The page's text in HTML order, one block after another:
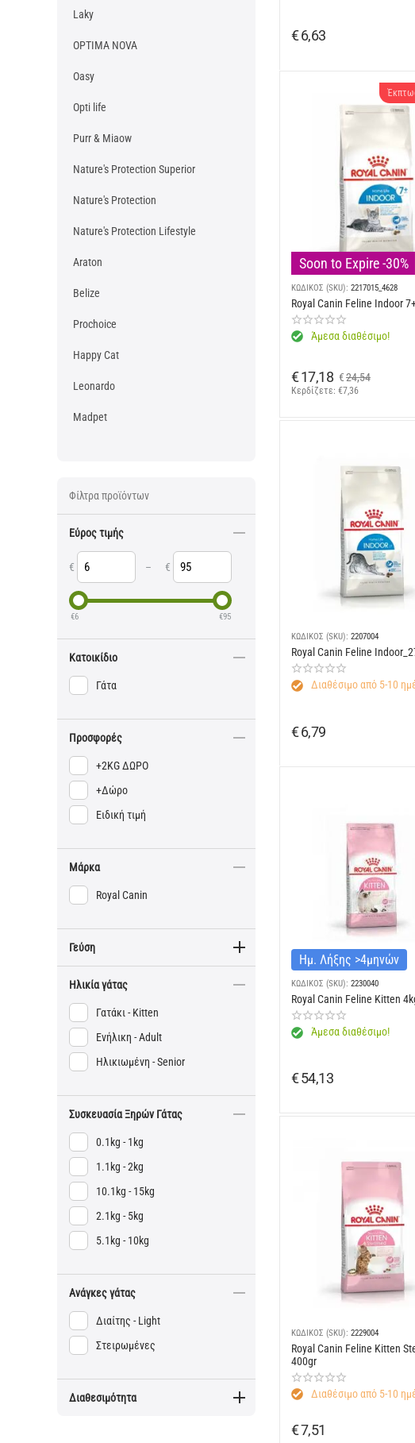
€6,63
Soon to Expire -30%
ΚΩΔΙΚΟΣ (SKU): 2217015_4628
Royal Canin Feline Indoor
Άμεσα διαθέσιμο!
€ 24,54
€17,18
Κερδίζετε: €7,36
ΚΩΔΙΚΟΣ (SKU): 2207004
Royal Canin Feline
Διαθέσιμο από 5-10
€6,79
Ημ. Λήξης >4μηνών
ΚΩΔΙΚΟΣ (SKU): 2230040
Royal Canin Feline Kitten
Άμεσα διαθέσιμο!
€54,13
ΚΩΔΙΚΟΣ (SKU): 2229004
Royal Canin Feline Kitten
400gr
Διαθέσιμο από 5-10
€7,51
Laky
OPTIMA NOVA
Oasy
Opti life
Purr & Miaow
Nature's Protection Superior
Nature's Protection
Nature's Protection Lifestyle
Araton
Belize
Prochoice
Happy Cat
Leonardo
Madpet
Φίλτρα προϊόντων
Εύρος τιμής
€ – €
€6 €95
Κατοικίδιο
Γάτα
Προσφορές
+2KG ΔΩΡΟ
+Δώρο
Ειδική τιμή
Μάρκα
Royal Canin
Γεύση
Ηλικία γάτας
Γατάκι - Kitten
Ενήλικη - Adult
Ηλικιωμένη - Senior
Συσκευασία Ξηρών Γάτας
0.1kg - 1kg
1.1kg - 2kg
10.1kg - 15kg
2.1kg - 5kg
5.1kg - 10kg
Ανάγκες γάτας
Διαίτης - Light
Στειρωμένες
Διαθεσιμότητα